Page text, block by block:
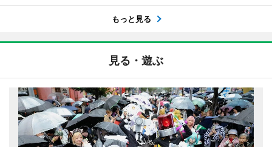
もっと見る
見る・遊ぶ